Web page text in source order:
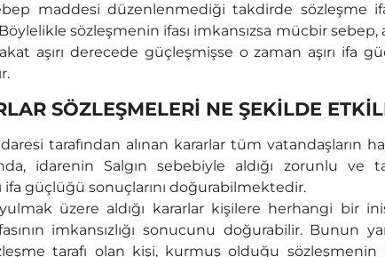
maddesi düzenlenmediği takdirde sözleşme
sözleşmenin ifası imkansızsa mücbir sebep,
aşırı derecede güçleşmişse o zaman aşırı ifa
SÖZLEŞMELERİ NE ŞEKİLDE
tarafından alınan kararlar tüm vatandaşların
idarenin Salgın sebebiyle aldığı zorunlu ve
ifa güçlüğü sonuçlarını doğurabilmektedir.
üzere aldığı kararlar kişilere herhangi bir
imkansızlığı sonucunu doğurabilir. Bunun
tarafı olan kişi, kurmuş olduğu sözleşmenin